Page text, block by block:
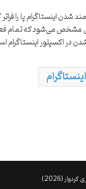
شدن اینستاگرام پا را
می‌شود که تمام
در اکسپلور اینستاگرام
اینستاگرام
(2026)